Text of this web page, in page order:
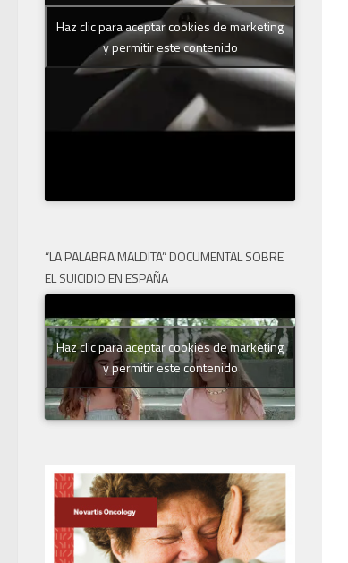
Haz clic para aceptar cookies de marketing
y permitir este contenido
“LA PALABRA MALDITA” DOCUMENTAL SOBRE
EL SUICIDIO EN ESPAÑA
Haz clic para aceptar cookies de marketing
y permitir este contenido